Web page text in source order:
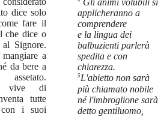
dice solo
fare il
che dice o
Signore.
a
da bere a
vive di
tutte
con i suoi
Gli animi volubili si
applicheranno a
comprendere
e la lingua dei
balbuzienti parlerà
spedita e con
chiarezza.
5L'abietto non sarà
più chiamato nobile
né l'imbroglione sarà
detto gentiluomo,